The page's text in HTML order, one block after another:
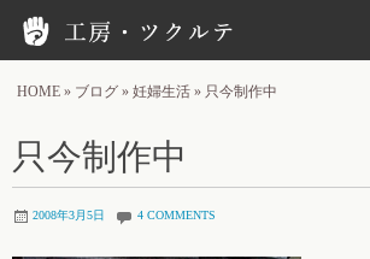
HOME » ブログ » 妊婦生活 » 只今制作中
只今制作中
2008年3月5日 4 COMMENTS